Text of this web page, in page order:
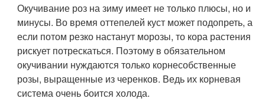
Окучивание роз на зиму имеет не только плюсы, но и
минусы. Во время оттепелей куст может подопреть, а
если потом резко настанут морозы, то кора растения
рискует потрескаться. Поэтому в обязательном
окучивании нуждаются только корнесобственные
розы, выращенные из черенков. Ведь их корневая
система очень боится холода.